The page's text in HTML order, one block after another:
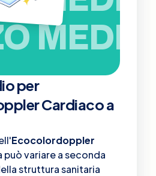
MEDIO
per
Cardiaco a
Ecocolordoppler
può variare a seconda
struttura sanitaria